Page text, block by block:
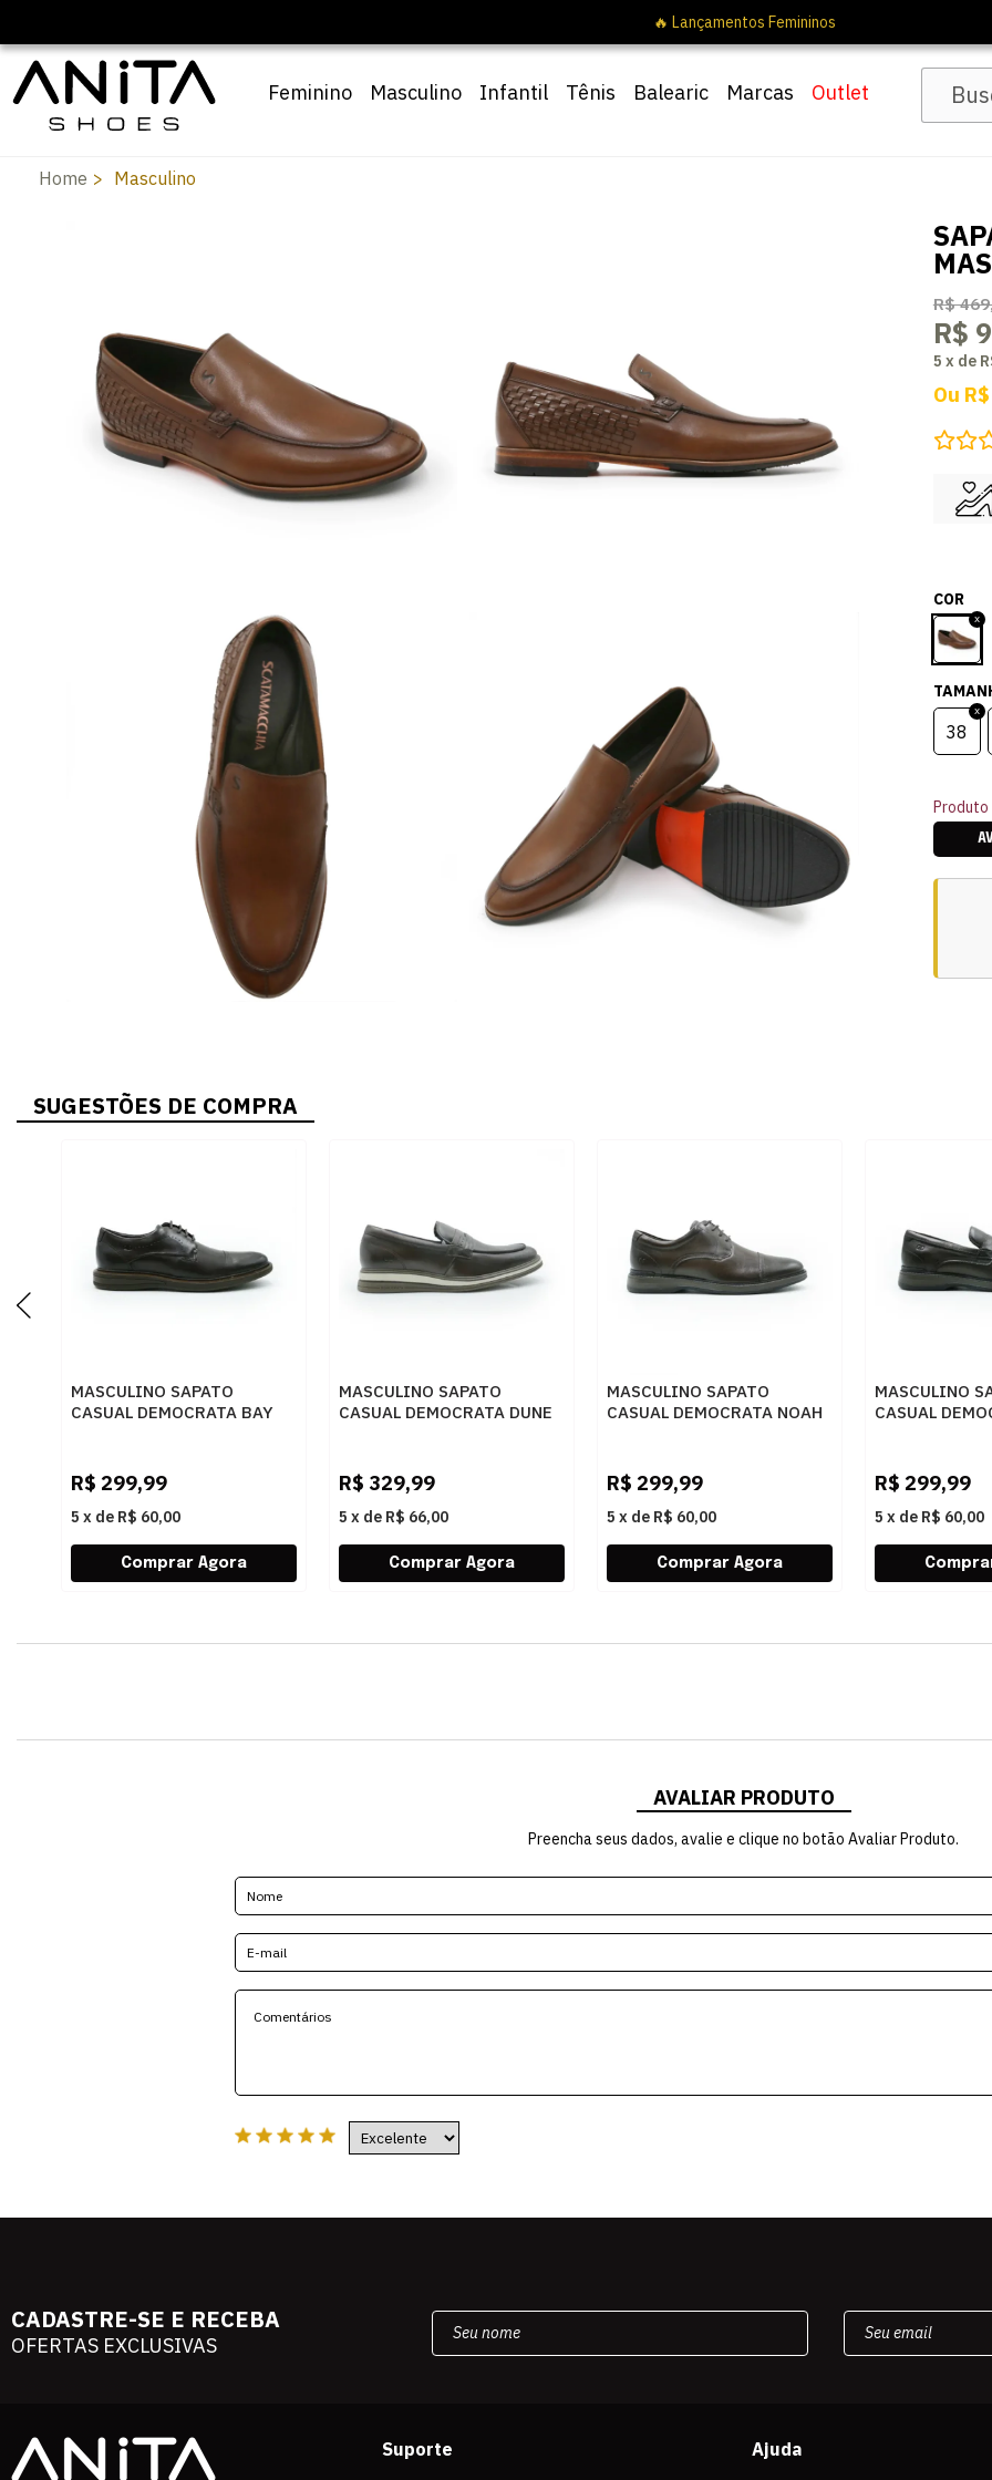
Feminino Masculino Infantil Tênis Balearic Marcas Outlet
Home Masculino
R$
R$
5 x de
Ou
COR
38
SUGESTÕES DE COMPRA
MASCULINO SAPATO
CASUAL DEMOCRATA BAY
R$ 299,99
5 x de R$ 60,00
MASCULINO SAPATO
CASUAL DEMOCRATA DUNE
R$ 329,99
5 x de R$ 66,00
MASCULINO SAPATO
CASUAL DEMOCRATA NOAH
R$ 299,99
5 x de R$ 60,00
MASCULINO
CASUAL
R$ 299,99
5 x de R$ 60,00
AVALIAR PRODUTO
Preencha seus dados, avalie e clique no botão Avaliar Produto.
CADASTRE-SE E RECEBA
OFERTAS EXCLUSIVAS
Suporte
Ajuda